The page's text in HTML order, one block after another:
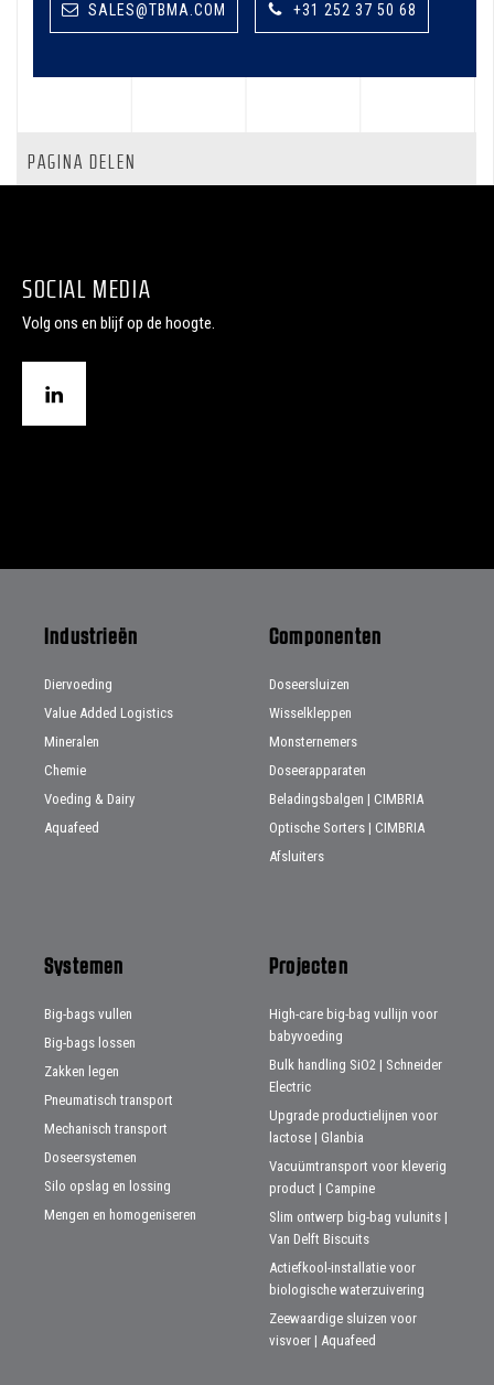
SALES@TBMA.COM +31 252 37 50 68
PAGINA DELEN
SOCIAL MEDIA
Volg ons en blijf op de hoogte.
Industrieën
Diervoeding
Value Added Logistics
Mineralen
Chemie
Voeding & Dairy
Aquafeed
Componenten
Doseersluizen
Wisselkleppen
Monsternemers
Doseerapparaten
Beladingsbalgen | CIMBRIA
Optische Sorters | CIMBRIA
Afsluiters
Systemen
Big-bags vullen
Big-bags lossen
Zakken legen
Pneumatisch transport
Mechanisch transport
Doseersystemen
Silo opslag en lossing
Mengen en homogeniseren
Projecten
High-care big-bag vullijn voor
babyvoeding
Bulk handling SiO2 | Schneider
Electric
Upgrade productielijnen voor
lactose | Glanbia
Vacuümtransport voor kleverig
product | Campine
Slim ontwerp big-bag vulunits |
Van Delft Biscuits
Actiefkool-installatie voor
biologische waterzuivering
Zeewaardige sluizen voor
visvoer | Aquafeed